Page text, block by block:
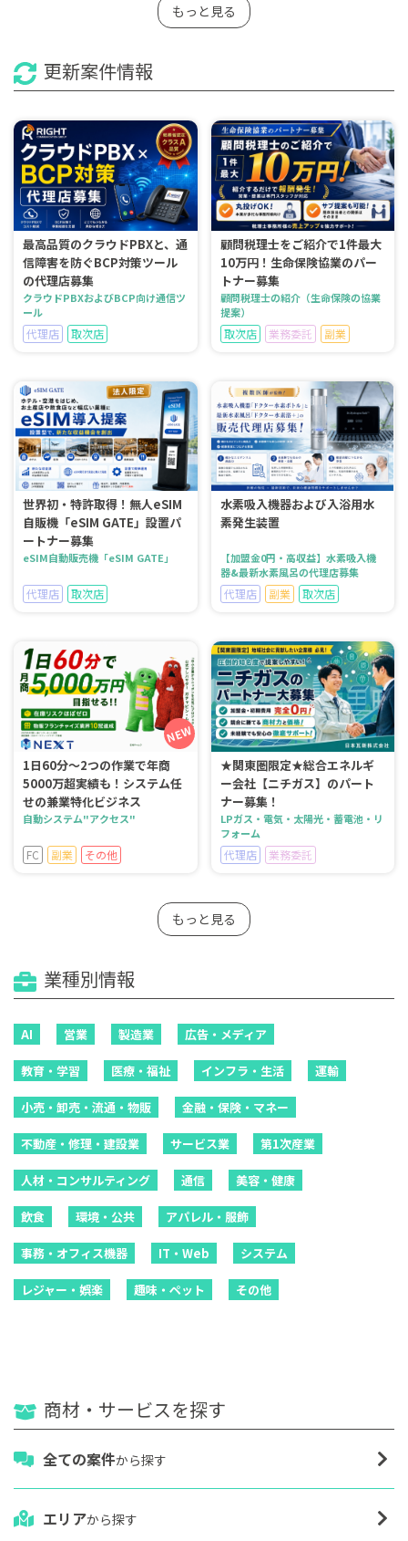
もっと見る
更新案件情報
最高品質のクラウドPBXと、通
信障害を防ぐBCP対策ツール
の代理店募集
クラウドPBXおよびBCP向け通信ツ
ール
代理店 取次店
顧問税理士をご紹介で1件最大
10万円！生命保険協業のパー
トナー募集
顧問税理士の紹介（生命保険の協業
提案）
取次店 業務委託 副業
世界初・特許取得！無人eSIM
自販機「eSIM GATE」設置パ
ートナー募集
eSIM自動販売機「eSIM GATE」
代理店 取次店
水素吸入機器および入浴用水
素発生装置
【加盟金0円・高収益】水素吸入機
器&最新水素風呂の代理店募集
代理店 副業 取次店
1日60分～2つの作業で年商
5000万超実績も！システム任
せの兼業特化ビジネス
自動システム"アクセス"
FC 副業 その他
★関東圏限定★総合エネルギ
ー会社【ニチガス】のパート
ナー募集！
LPガス・電気・太陽光・蓄電池・リ
フォーム
代理店 業務委託
もっと見る
業種別情報
AI 営業 製造業 広告・メディア
教育・学習 医療・福祉 インフラ・生活 運輸
小売・卸売・流通・物販 金融・保険・マネー
不動産・修理・建設業 サービス業 第1次産業
人材・コンサルティング 通信 美容・健康
飲食 環境・公共 アパレル・服飾
事務・オフィス機器 IT・Web システム
レジャー・娯楽 趣味・ペット その他
商材・サービスを探す
全ての案件から探す
エリアから探す